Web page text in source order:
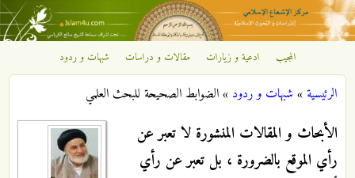
تجاوز إلى المحتوى الرئيسي
مركز
الإشعاع
الإسلامي
المجيب ادعية و زيارات مقالات و دراسات شبهات و ردود
أنت هنا
الرئيسية» شبهات و ردود »الضوابط الصحيحة للبحث العلمي
الأبحاث و المقالات المنشورة لا تعبر عن
رأي الموقع بالضرورة ، بل تعبر عن رأي